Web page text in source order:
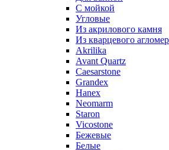
С мойкой
Угловые
Из акрилового камня
Из кварцевого
Akrilika
Avant Quartz
Caesarstone
Grandex
Hanex
Neomarm
Staron
Vicostone
Бежевые
Белые